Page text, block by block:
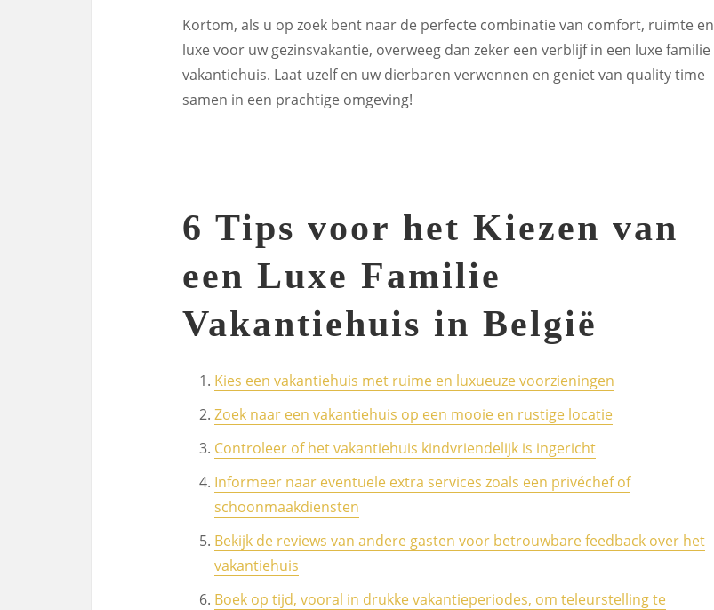
Kortom, als u op zoek bent naar de perfecte combinatie van comfort, ruimte en
luxe voor uw gezinsvakantie, overweeg dan zeker een verblijf in een luxe familie
vakantiehuis. Laat uzelf en uw dierbaren verwennen en geniet van quality time
samen in een prachtige omgeving!
6 Tips voor het Kiezen van
een Luxe Familie
Vakantiehuis in België
Kies een vakantiehuis met ruime en luxueuze voorzieningen
Zoek naar een vakantiehuis op een mooie en rustige locatie
Controleer of het vakantiehuis kindvriendelijk is ingericht
Informeer naar eventuele extra services zoals een privéchef of
schoonmaakdiensten
Bekijk de reviews van andere gasten voor betrouwbare feedback over het
vakantiehuis
Boek op tijd, vooral in drukke vakantieperiodes, om teleurstelling te